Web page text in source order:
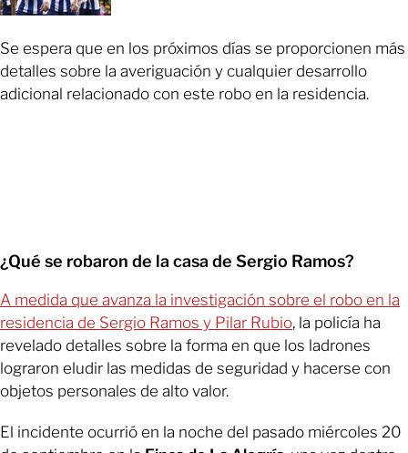
Se espera que en los próximos días se proporcionen más
detalles sobre la averiguación y cualquier desarrollo
adicional relacionado con este robo en la residencia.
¿Qué se robaron de la casa de Sergio Ramos?
A medida que avanza la investigación sobre el robo en la
residencia de Sergio Ramos y Pilar Rubio, la policía ha
revelado detalles sobre la forma en que los ladrones
lograron eludir las medidas de seguridad y hacerse con
objetos personales de alto valor.
El incidente ocurrió en la noche del pasado miércoles 20